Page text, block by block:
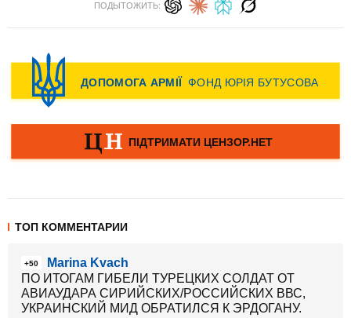
ПОДЫТОЖИТЬ:
ТОП КОММЕНТАРИИ
+50
Marina Kvach
ПО ИТОГАМ ГИБЕЛИ ТУРЕЦКИХ СОЛДАТ ОТ
АВИАУДАРА СИРИЙСКИХ/РОССИЙСКИХ ВВС,
УКРАИНСКИЙ МИД ОБРАТИЛСЯ К ЭРДОГАНУ.